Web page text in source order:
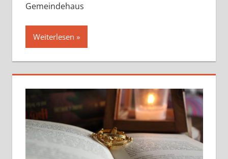
Gemeindehaus
Weiterlesen